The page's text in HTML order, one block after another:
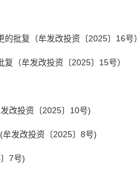
批复（牟发改投资〔2025〕16号）
（牟发改投资〔2025〕15号）
改投资〔2025〕10号)
发改投资〔2025〕8号)
7号)